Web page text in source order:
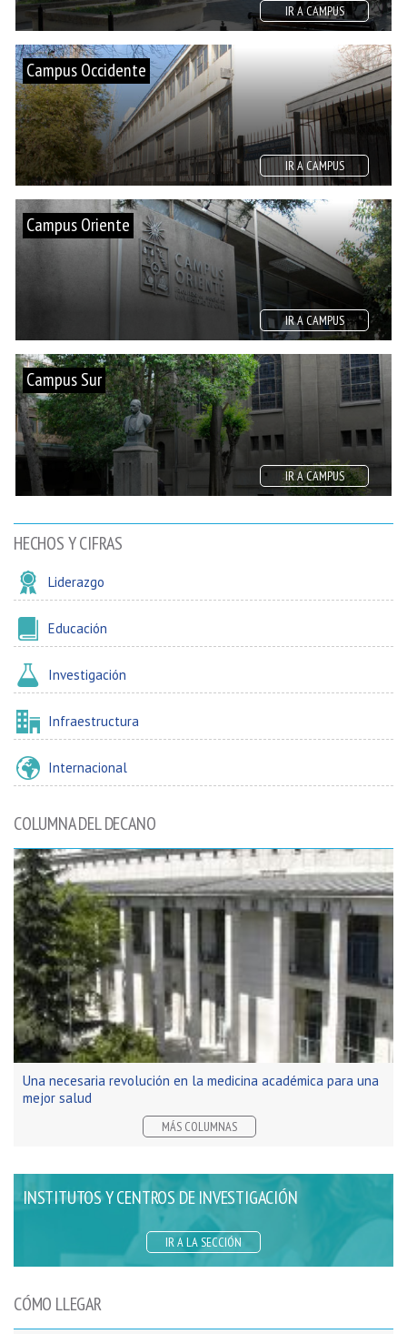
IR A CAMPUS
Campus Occidente
IR A CAMPUS
Campus Oriente
IR A CAMPUS
Campus Sur
IR A CAMPUS
HECHOS Y CIFRAS
Liderazgo
Educación
Investigación
Infraestructura
Internacional
COLUMNA DEL DECANO
Una necesaria revolución en la medicina académica para una
mejor salud
MÁS COLUMNAS
INSTITUTOS Y CENTROS DE INVESTIGACIÓN
IR A LA SECCIÓN
CÓMO LLEGAR